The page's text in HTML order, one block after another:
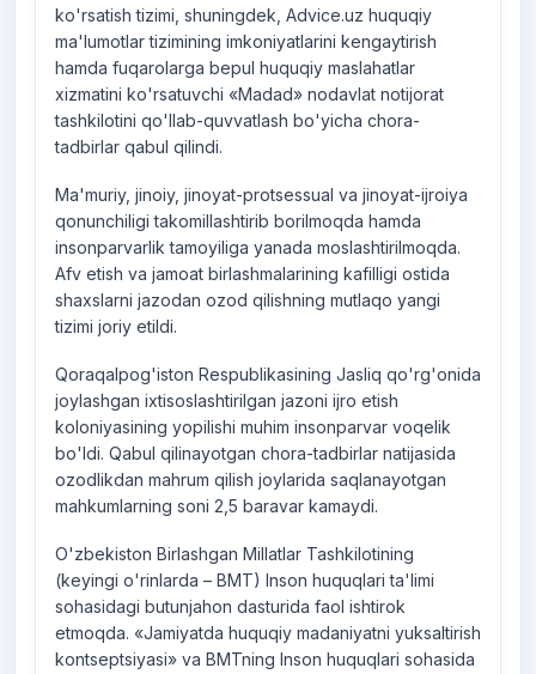
ko'rsatish tizimi, shuningdek, Advice.uz huquqiy
ma'lumotlar tizimining imkoniyatlarini kengaytirish
hamda fuqarolarga bepul huquqiy maslahatlar
xizmatini ko'rsatuvchi «Madad» nodavlat notijorat
tashkilotini qo'llab-quvvatlash bo'yicha chora-
tadbirlar qabul qilindi.
Ma'muriy, jinoiy, jinoyat-protsessual va jinoyat-ijroiya
qonunchiligi takomillashtirib borilmoqda hamda
insonparvarlik tamoyiliga yanada moslashtirilmoqda.
Afv etish va jamoat birlashmalarining kafilligi ostida
shaxslarni jazodan ozod qilishning mutlaqo yangi
tizimi joriy etildi.
Qoraqalpog'iston Respublikasining Jasliq qo'rg'onida
joylashgan ixtisoslashtirilgan jazoni ijro etish
koloniyasining yopilishi muhim insonparvar voqelik
bo'ldi. Qabul qilinayotgan chora-tadbirlar natijasida
ozodlikdan mahrum qilish joylarida saqlanayotgan
mahkumlarning soni 2,5 baravar kamaydi.
O'zbekiston Birlashgan Millatlar Tashkilotining
(keyingi o'rinlarda – BMT) Inson huquqlari ta'limi
sohasidagi butunjahon dasturida faol ishtirok
etmoqda. «Jamiyatda huquqiy madaniyatni yuksaltirish
kontseptsiyasi» va BMTning Inson huquqlari sohasida